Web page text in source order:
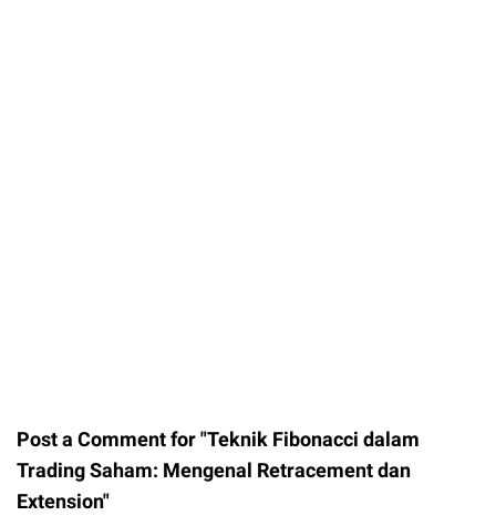
Post a Comment for "Teknik Fibonacci dalam
Trading Saham: Mengenal Retracement dan
Extension"